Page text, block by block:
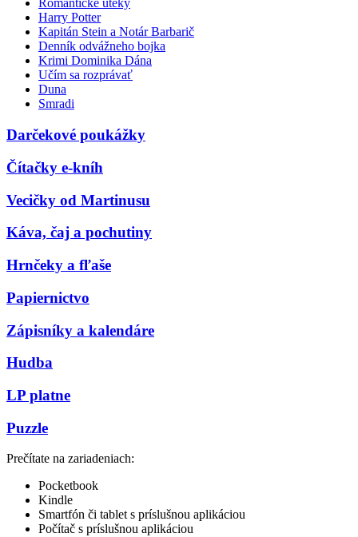
Romantické úteky
Harry Potter
Kapitán Stein a Notár Barbarič
Denník odvážneho bojka
Krimi Dominika Dána
Učím sa rozprávať
Duna
Smradi
Darčekové poukážky
Čítačky e-kníh
Vecičky od Martinusu
Káva, čaj a pochutiny
Hrnčeky a fľaše
Papiernictvo
Zápisníky a kalendáre
Hudba
LP platne
Puzzle
Prečítate na zariadeniach:
Pocketbook
Kindle
Smartfón či tablet s príslušnou aplikáciou
Počítač s príslušnou aplikáciou